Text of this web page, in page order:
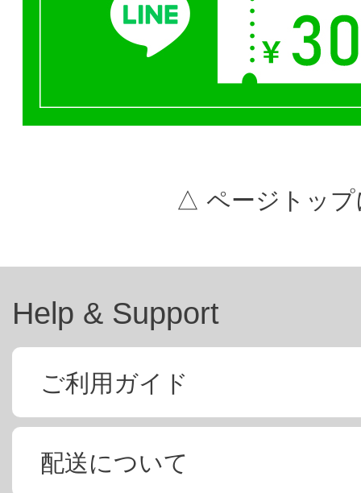
△ ページトップ
Help & Support
ご利用ガイド
配送について